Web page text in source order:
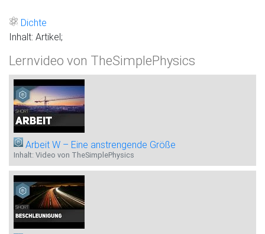
Dichte
Inhalt: Artikel;
Lernvideo von TheSimplePhysics
Arbeit W – Eine anstrengende Größe
Inhalt: Video von TheSimplePhysics